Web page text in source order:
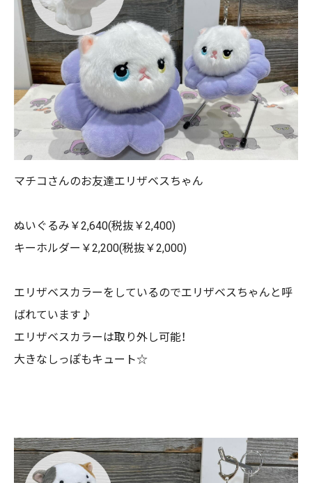
マチコさんのお友達エリザベスちゃん
ぬいぐるみ￥2,640(税抜￥2,400)
キーホルダー￥2,200(税抜￥2,000)
エリザベスカラーをしているのでエリザベスちゃんと呼
ばれています♪
エリザベスカラーは取り外し可能！
大きなしっぽもキュート☆